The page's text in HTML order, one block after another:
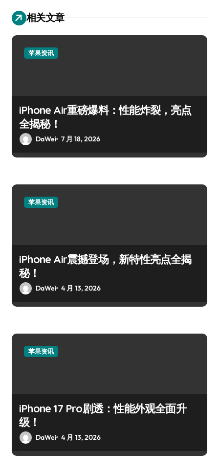
相关文章
苹果资讯
iPhone Air重磅爆料：性能炸裂，亮点
全揭秘！
DaWei 7 月 18, 2026
苹果资讯
iPhone Air震撼登场，新特性亮点全揭
秘！
DaWei 4 月 13, 2026
苹果资讯
iPhone 17 Pro剧透：性能外观全面升
级！
DaWei 4 月 13, 2026